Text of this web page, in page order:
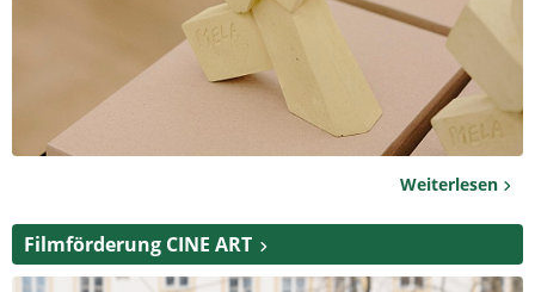
Weiterlesen
Filmförderung CINE ART